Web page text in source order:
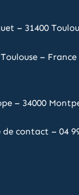
– 31400
– France
– 34000
de contact – 04